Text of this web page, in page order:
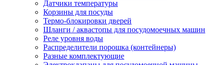
Датчики температуры
Корзины для посуды
Термо-блокировки дверей
Шланги / аквастопы для посудомоечных машин
Реле уровня воды
Распределители порошка (контейнеры)
Разные комплектующие